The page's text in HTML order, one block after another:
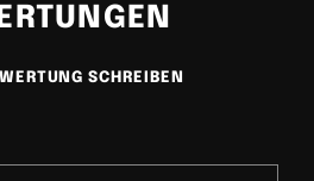
SCHREIBEN